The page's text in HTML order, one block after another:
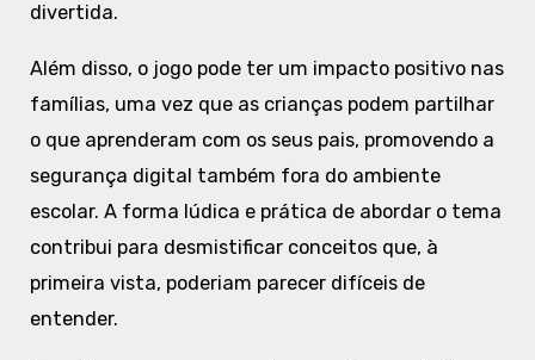
divertida.
Além disso, o jogo pode ter um impacto positivo nas
famílias, uma vez que as crianças podem partilhar
o que aprenderam com os seus pais, promovendo a
segurança digital também fora do ambiente
escolar. A forma lúdica e prática de abordar o tema
contribui para desmistificar conceitos que, à
primeira vista, poderiam parecer difíceis de
entender.